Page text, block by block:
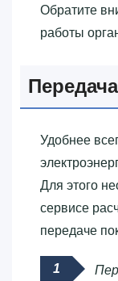
Обратите
работы
Удобнее
Для этого
сервисе
передаче